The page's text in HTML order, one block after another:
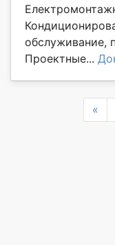
обслуживание,
Проектные...
«